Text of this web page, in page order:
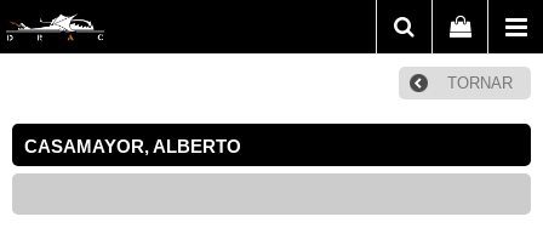
TORNAR
CASAMAYOR, ALBERTO